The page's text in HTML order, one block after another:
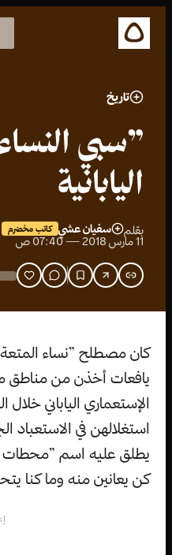
تاريخ
”سبي
اليابانية
بقلم سفيان عشي كاتب مخضرم
11 مارس 2018 — 07:40 ص
كان مصطلح ”نساء
يافعات أخذن من
الإستعماري الياباني خلال
استغلالهن في الاستعباد
يطلق عليه اسم ”محطات
كن يعانين منه وما كنا